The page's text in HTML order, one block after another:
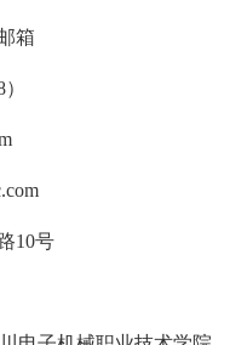
箱
10号